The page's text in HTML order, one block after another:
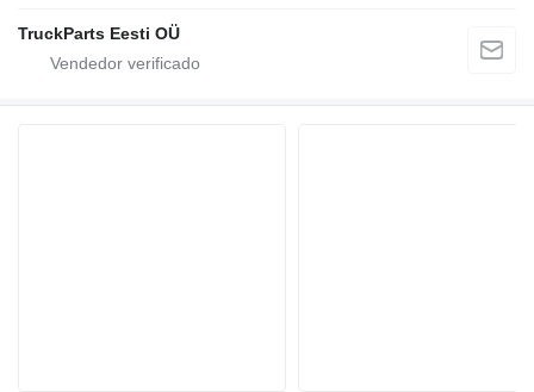
TruckParts Eesti OÜ